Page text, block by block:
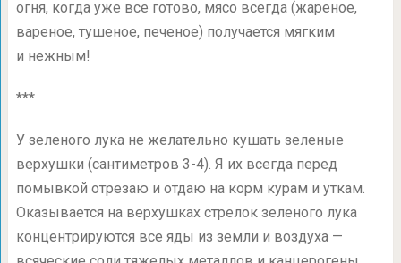
огня, когда уже все готово, мясо всегда (жареное,
вареное, тушеное, печеное) получается мягким
и нежным!
***
У зеленого лука не желательно кушать зеленые
верхушки (сантиметров 3-4). Я их всегда перед
помывкой отрезаю и отдаю на корм курам и уткам.
Оказывается на верхушках стрелок зеленого лука
концентрируются все яды из земли и воздуха —